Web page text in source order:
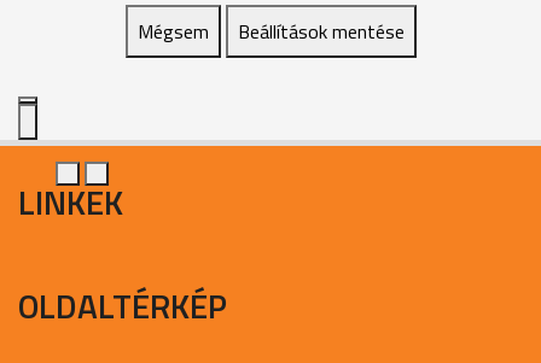
Mégsem Beállítások mentése
LINKEK
OLDALTÉRKÉP